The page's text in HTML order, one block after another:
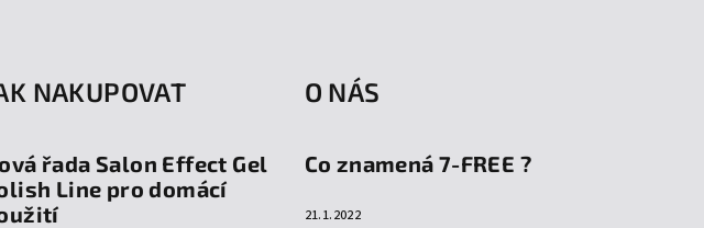
NAKUPOVAT
řada Salon Effect Gel
Line pro domácí
O NÁS
Co znamená 7-FREE ?
21.1.2022